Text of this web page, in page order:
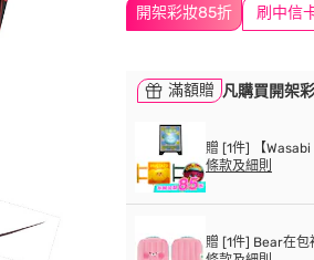
開架彩妝85折
滿額贈 凡購買開架
贈 [1件] 【
條款及細則
贈 [1件] Bear在